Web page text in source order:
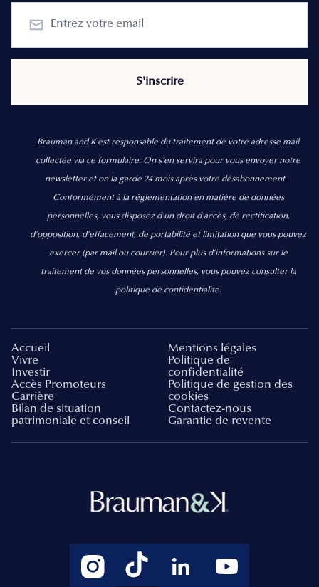
Brauman and K est responsable du traitement de votre adresse mail
collectée via ce formulaire. On s’en servira pour vous envoyer notre
newsletter et on la garde 24 mois après votre désabonnement.
Conformément à la réglementation en matière de données
personnelles, vous disposez d'un droit d'accès, de rectification,
d’opposition, d’effacement, de portabilité et limitation que vous pouvez
exercer (par mail ou courrier). Pour plus d’informations sur le
traitement de vos données personnelles, vous pouvez consulter la
politique de confidentialité.
Accueil
Vivre
Investir
Accès Promoteurs
Carrière
Bilan de situation
patrimoniale et conseil
Mentions légales
Politique de
confidentialité
Politique de gestion des
cookies
Contactez-nous
Garantie de revente